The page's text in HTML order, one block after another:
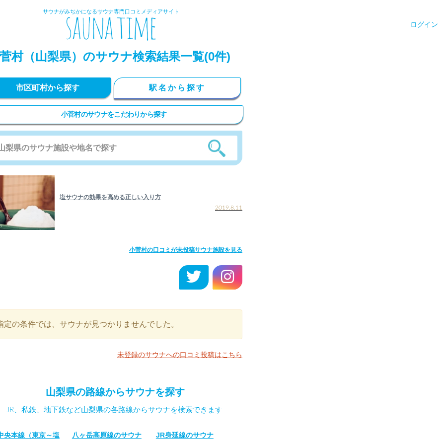
サウナがみぢかになるサウナ専門口コミメディアサイト
ログイン
村（山梨県）のサウナ検索結果一覧(0件)
市区町村から探す 駅名から探す
小菅村のサウナをこだわりから探す
塩サウナの効果を高める正しい入り方
2019.8.11
小菅村の口コミが未投稿サウナ施設を見る
定の条件では、サウナが見つかりませんでした。
未登録のサウナへの口コミ投稿はこちら
山梨県の路線からサウナを探す
JR、私鉄、地下鉄など山梨県の各路線からサウナを検索できます
央本線（東京～塩 八ヶ岳高原線のサウナ JR身延線のサウナ